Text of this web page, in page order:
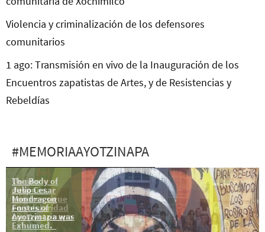
Violencia y criminalización de los defensores
comunitarios
1 ago: Transmisión en vivo de la Inauguración de los
Encuentros zapatistas de Artes, y de Resistencias y
Rebeldías
#MEMORIAAYOTZINAPA
The Body of
Julio Cesar
Mondragon
Fontes of
Ayotzinapa was
Exhumed.
Un año
después,
Londres sigue
en solidaridad
con Ayotzinapa